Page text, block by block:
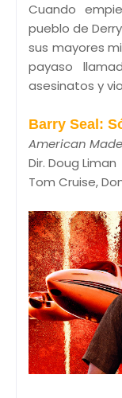
Cuando
pueblo de
sus mayores
payaso
asesinatos y
Barry Seal:
American Made
Dir. Doug Liman
Tom Cruise,